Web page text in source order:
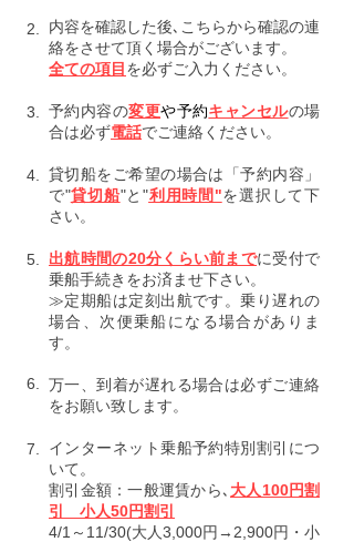
内容を確認した後､こちらから確認の連
絡をさせて頂く場合がございます。
全ての項目 を必ずご入力ください。
予約内容の変更や予約キャンセルの場
合は必ず電話でご連絡ください。
貸切船をご希望の場合は「予約内容」
で"貸切船"と"利用時間"を選択して下
さい。
出航時間の20分くらい前までに受付で
乗船手続きをお済ませ下さい。
≫定期船は定刻出航です。乗り遅れの
場合、次便乗船になる場合がありま
す。
万一、到着が遅れる場合は必ずご連絡
をお願い致します。
インターネット乗船予約特別割引につ
いて。
割引金額：一般運賃から､ 大人100円割
引 小人50円割引
4/1～11/30(大人3,000円→2,900円・小
2.
4.
3.
5.
6.
7.